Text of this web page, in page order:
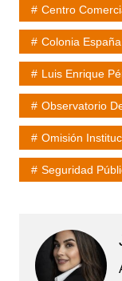
Centro
Colonia España
Luis Enrique
Observatorio
Omisión
Seguridad